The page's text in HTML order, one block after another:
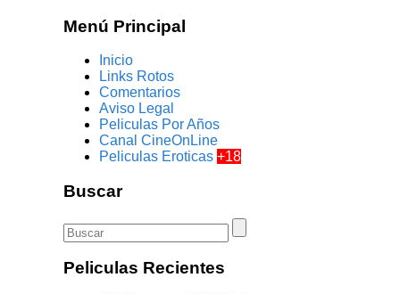
Menú Principal
Inicio
Links Rotos
Comentarios
Aviso Legal
Peliculas Por Años
Canal CineOnLine
Peliculas Eroticas+18
Buscar
Peliculas Recientes